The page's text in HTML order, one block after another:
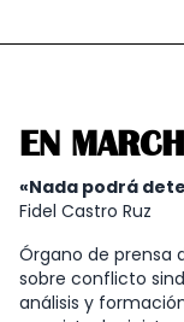
EN
«Nada podrá
Fidel Castro Ruz
Órgano de prensa
sobre conflicto
análisis y